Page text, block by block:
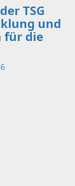
TSG
und
für die